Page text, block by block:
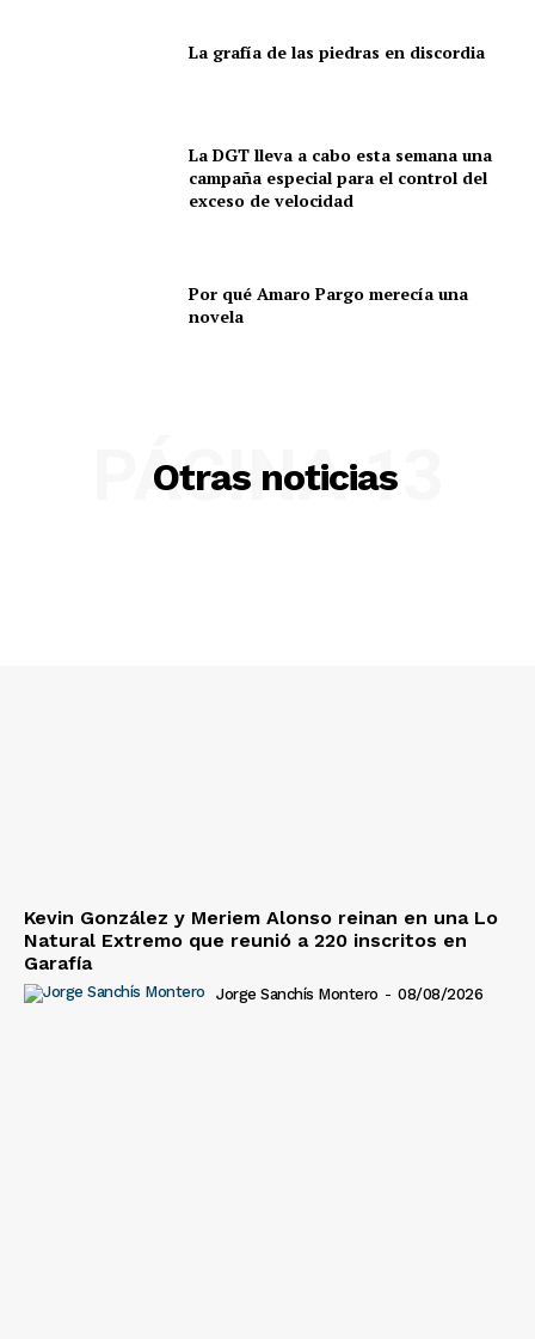
responsabilidad editorial.
La grafía de las piedras en discordia
La DGT lleva a cabo esta semana una
campaña especial para el control del
exceso de velocidad
Por qué Amaro Pargo merecía una
novela
Otras noticias
PÁGINA 13
Kevin González y Meriem Alonso reinan en una Lo
Natural Extremo que reunió a 220 inscritos en
Garafía
Jorge Sanchís Montero - 08/08/2026